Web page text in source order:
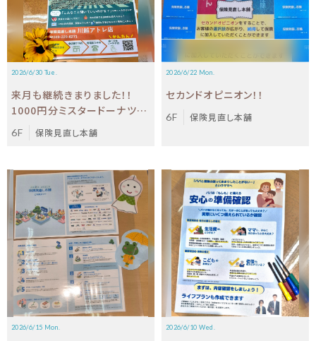
2026/6/30 Tue.
来月も継続きまりました！！
1000円分ミスタードーナツギ
フトチケットプレゼント🍩🍩
6F 保険見直し本舗
2026/6/22 Mon.
セカンドオピニオン！！
6F 保険見直し本舗
2026/6/15 Mon. 2026/6/10 Wed.